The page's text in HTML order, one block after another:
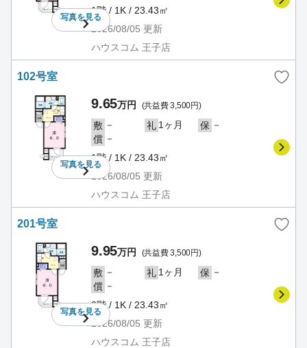
写真を見る
1階 / 1K / 23.43㎡
2026/08/05 更新
ハウスコム 王子店
102号室
写真を見る
9.65万円 (共益費 3,500円)
敷 － 礼 1ヶ月 保 －
償 －
1階 / 1K / 23.43㎡
2026/08/05 更新
ハウスコム 王子店
201号室
写真を見る
9.95万円 (共益費 3,500円)
敷 － 礼 1ヶ月 保 －
償 －
2階 / 1K / 23.43㎡
2026/08/05 更新
ハウスコム 王子店